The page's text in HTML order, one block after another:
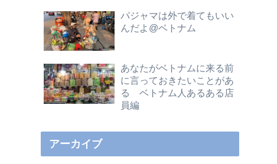
パジャマは外で着てもいい
んだよ@ベトナム
あなたがベトナムに来る前
に言っておきたいことがあ
る ベトナム人あるある店
員編
アーカイブ